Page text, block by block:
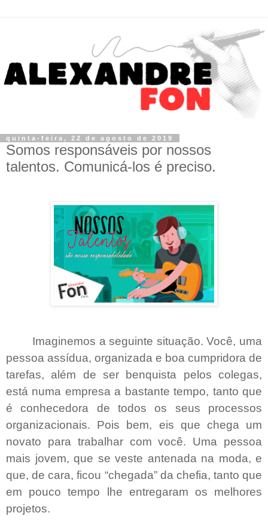
quinta-feira, 22 de agosto de 2019
Somos responsáveis por nossos
talentos. Comunicá-los é preciso.
Imaginemos a seguinte situação. Você, uma
pessoa assídua, organizada e boa cumpridora de
tarefas, além de ser benquista pelos colegas,
está numa empresa a bastante tempo, tanto que
é conhecedora de todos os seus processos
organizacionais. Pois bem, eis que chega um
novato para trabalhar com você. Uma pessoa
mais jovem, que se veste antenada na moda, e
que, de cara, ficou “chegada” da chefia, tanto que
em pouco tempo lhe entregaram os melhores
projetos.